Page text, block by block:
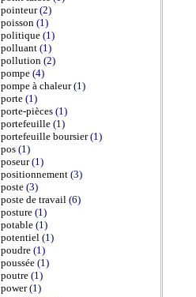
pointeur(2)
poisson (1)
politique (1)
polluant (1)
pollution (2)
pompe (4)
pompe à chaleur(1)
porte (1)
porte-pièces (1)
portefeuille (1)
portefeuille boursier(1)
pos (1)
poseur(1)
positionnement (3)
poste (3)
poste de travail (6)
posture (1)
potable (1)
potentiel (1)
poudre (1)
poussée (1)
poutre (1)
power(1)